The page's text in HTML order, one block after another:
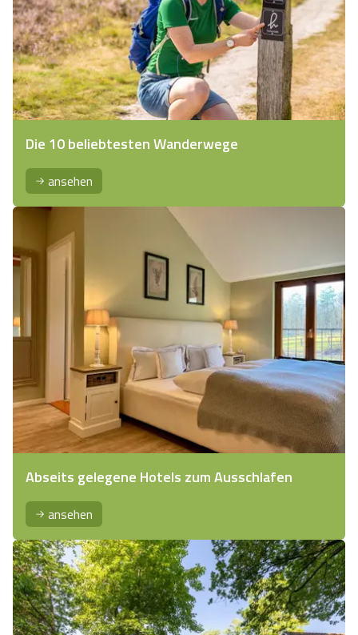
Die 10 beliebtesten Wanderwege
ansehen
Abseits gelegene Hotels zum Ausschlafen
ansehen